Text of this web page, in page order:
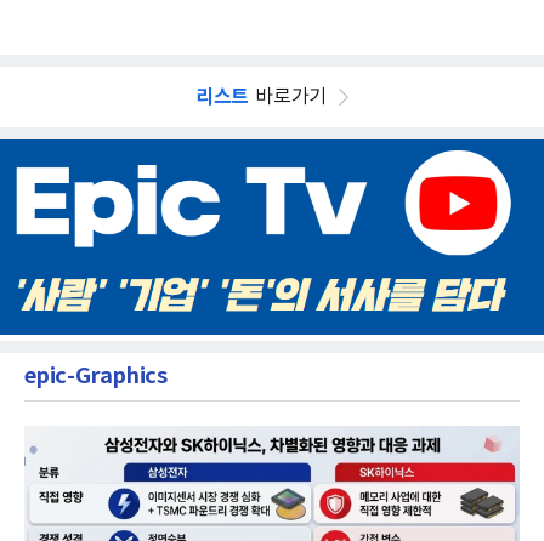
리스트 바로가기
epic-Graphics